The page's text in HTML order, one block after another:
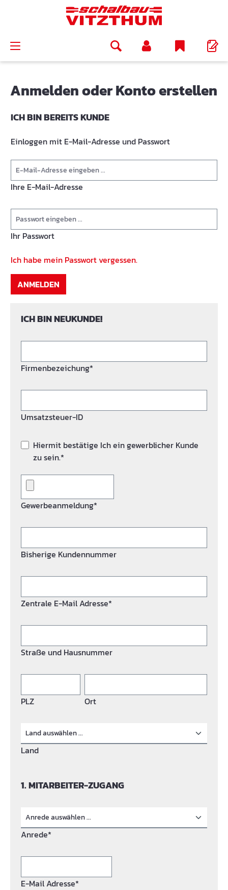
Anmelden oder Konto erstellen
ICH BIN BEREITS KUNDE
Einloggen mit E-Mail-Adresse und Passwort
Ihre E-Mail-Adresse
Ihr Passwort
Ich habe mein Passwort vergessen.
ANMELDEN
ICH BIN NEUKUNDE!
Firmenbezeichung*
Umsatzsteuer-ID
Hiermit bestätige Ich ein gewerblicher Kunde
zu sein.*
Gewerbeanmeldung*
Bisherige Kundennummer
Zentrale E-Mail Adresse*
Straße und Hausnummer
PLZ Ort
Land
1. MITARBEITER-ZUGANG
Anrede*
E-Mail Adresse*